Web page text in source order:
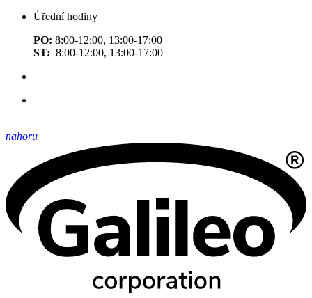
Úřední hodiny
PO: 8:00-12:00, 13:00-17:00
ST: 8:00-12:00, 13:00-17:00
nahoru